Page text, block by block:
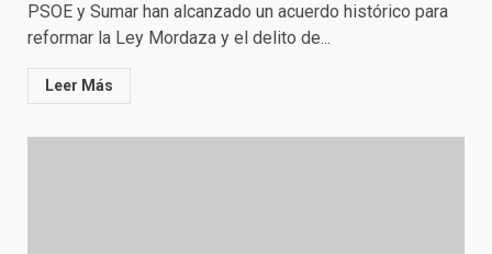
PSOE y Sumar han alcanzado un acuerdo histórico para
reformar la Ley Mordaza y el delito de...
Leer Más